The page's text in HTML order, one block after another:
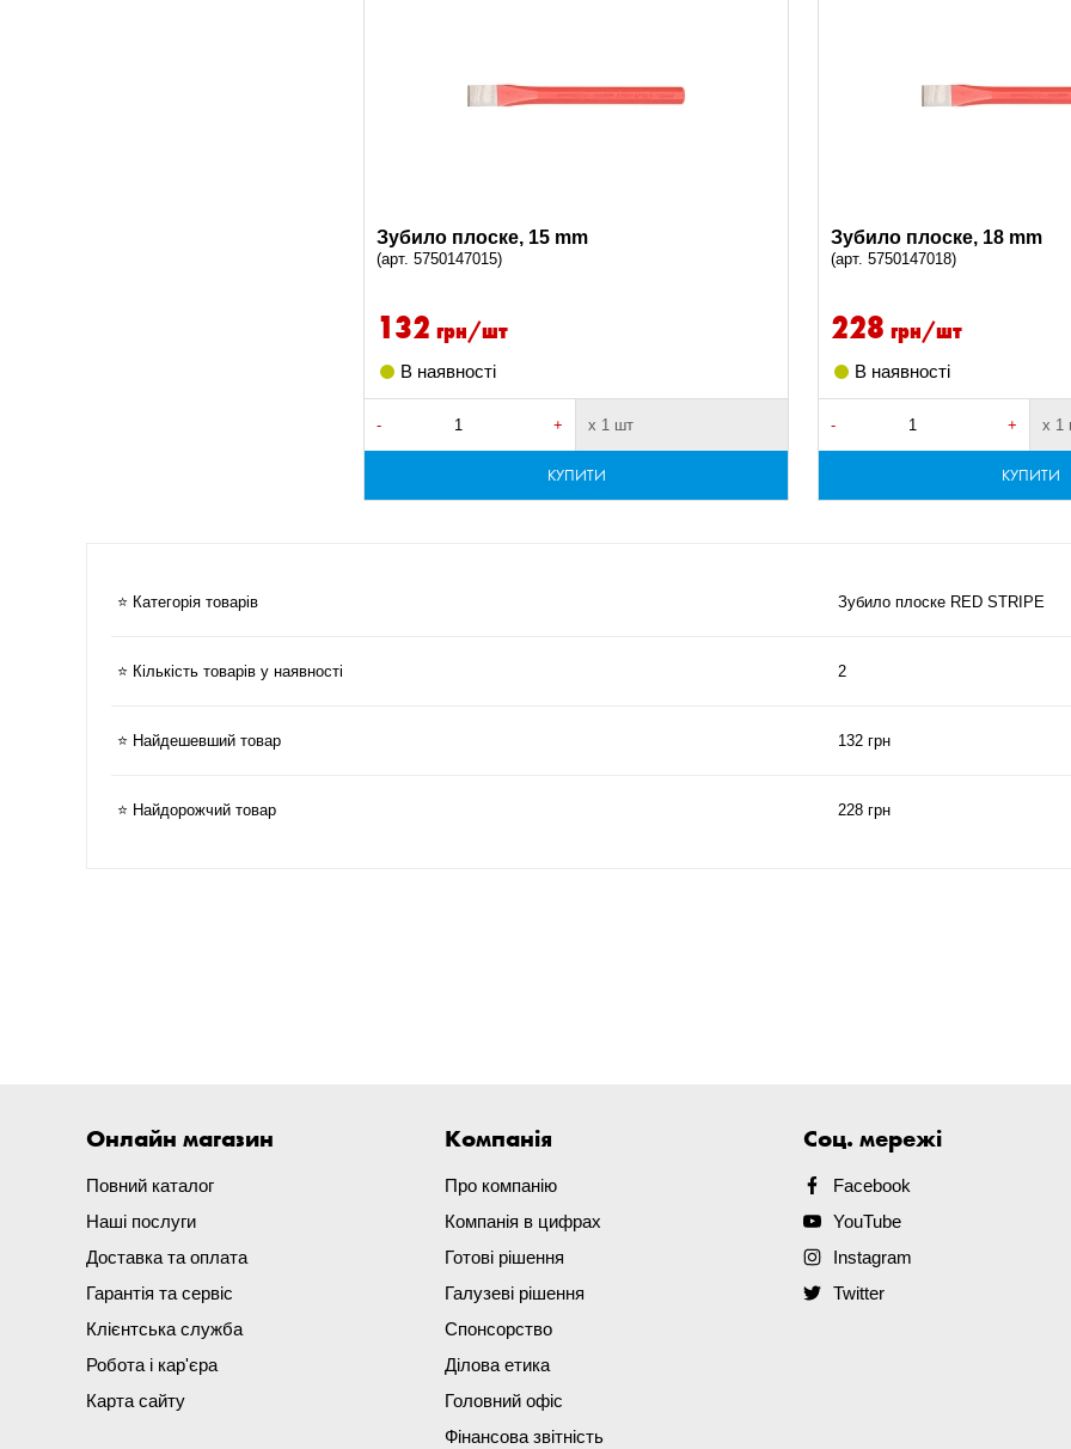
Зубило плоске, 15 mm
(арт. 5750147015)
132 грн/шт
В наявності
- + х 1 шт
КУПИТИ
Зубило плоске, 18 mm
(арт. 5750147018)
228 грн/шт
В наявності
- + х 1
КУПИТИ
⭐ Категорія товарів Зубило плоске RED STRIPE
⭐ Кількість товарів у наявності 2
⭐ Найдешевший товар 132 грн
⭐ Найдорожчий товар 228 грн
Онлайн магазин
Повний каталог
Наші послуги
Доставка та оплата
Гарантія та сервіс
Клієнтська служба
Робота і кар'єра
Карта сайту
Компанія
Про компанію
Компанія в цифрах
Готові рішення
Галузеві рішення
Спонсорство
Ділова етика
Головний офіс
Фінансова звітність
Соц. мережі
Facebook
YouTube
Instagram
Twitter